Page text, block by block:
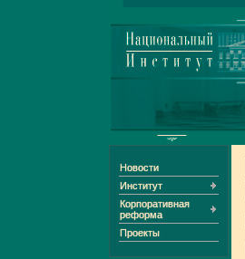
Новости
Институт
Корпоративная
реформа
Проекты